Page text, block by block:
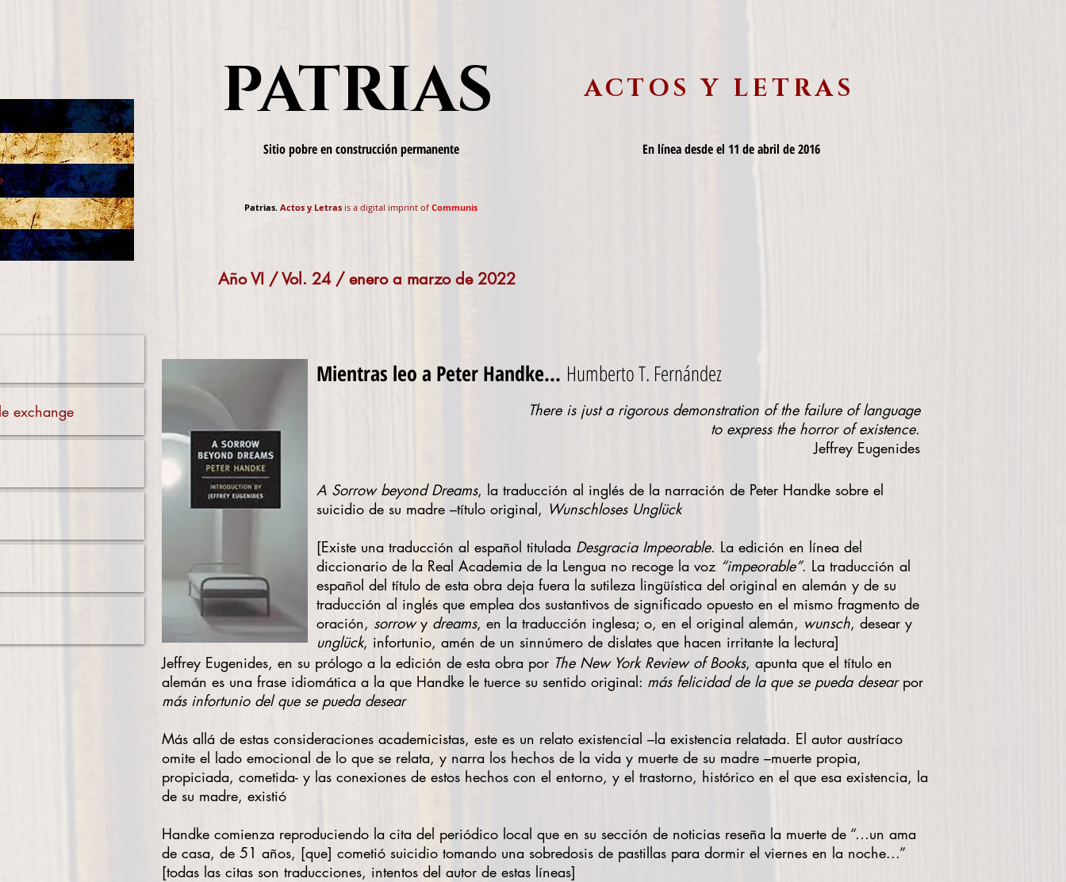
PATRIAS
Sitio pobre en construcción permanente
ACTOS Y LETRAS
En línea desde el 11 de abril de 2016
Patrias. Actos y Letras is a digital imprint of Communis
Año VI / Vol. 24 / enero a marzo de 2022
Mientras leo a Peter Handke... Humberto T. Fernández
There is just a rigorous demonstration of the failure of language
to express the horror of existence.
Jeffrey Eugenides
A Sorrow beyond Dreams, la traducción al inglés de la narración de Peter Handke sobre el
suicidio de su madre –título original, Wunschloses Unglück
[Existe una traducción al español titulada Desgracia Impeorable. La edición en línea del
diccionario de la Real Academia de la Lengua no recoge la voz “impeorable”. La traducción al
español del título de esta obra deja fuera la sutileza lingüística del original en alemán y de su
traducción al inglés que emplea dos sustantivos de significado opuesto en el mismo fragmento de
oración, sorrowy dreams, en la traducción inglesa; o, en el original alemán, wunsch, desear y
unglück, infortunio, amén de un sinnúmero de dislates que hacen irritante la lectura]
Jeffrey Eugenides, en su prólogo a la edición de esta obra por The New York Review of Books, apunta que el título en
alemán es una frase idiomática a la que Handke le tuerce su sentido original: más felicidad de la que se pueda desear por
más infortunio del que se pueda desear
Más allá de estas consideraciones academicistas, este es un relato existencial –la existencia relatada. El autor austríaco
omite el lado emocional de lo que se relata, y narra los hechos de la vida y muerte de su madre –muerte propia,
propiciada, cometida- y las conexiones de estos hechos con el entorno, y el trastorno, histórico en el que esa existencia, la
de su madre, existió
Handke comienza reproduciendo la cita del periódico local que en su sección de noticias reseña la muerte de “…un ama
de casa, de 51 años, [que] cometió suicidio tomando una sobredosis de pastillas para dormir el viernes en la noche...”
[todas las citas son traducciones, intentos del autor de estas líneas]
exchange